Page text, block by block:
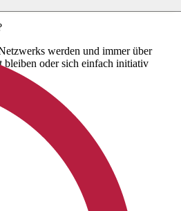
werden und immer über
bleiben oder sich einfach initiativ